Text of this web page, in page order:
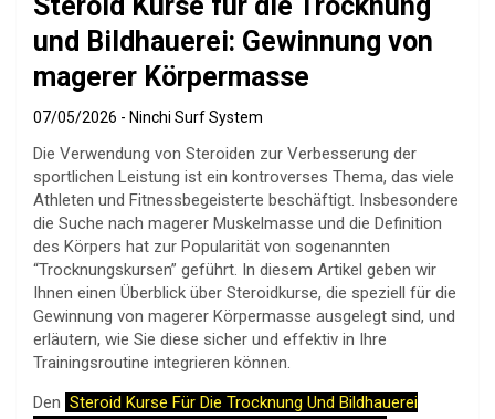
und Bildhauerei: Gewinnung von
magerer Körpermasse
07/05/2026 Ninchi Surf System
Die Verwendung von Steroiden zur Verbesserung der
sportlichen Leistung ist ein kontroverses Thema, das viele
Athleten und Fitnessbegeisterte beschäftigt. Insbesondere
die Suche nach magerer Muskelmasse und die Definition
des Körpers hat zur Popularität von sogenannten
“Trocknungskursen” geführt. In diesem Artikel geben wir
Ihnen einen Überblick über Steroidkurse, die speziell für die
Gewinnung von magerer Körpermasse ausgelegt sind, und
erläutern, wie Sie diese sicher und effektiv in Ihre
Trainingsroutine integrieren können.
Den Steroid Kurse Für Die Trocknung Und Bildhauerei